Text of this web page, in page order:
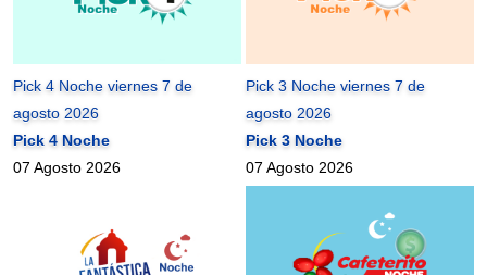
Pick 4 Noche viernes 7 de
agosto 2026
Pick 4 Noche
07 Agosto 2026
Pick 3 Noche viernes 7 de
agosto 2026
Pick 3 Noche
07 Agosto 2026